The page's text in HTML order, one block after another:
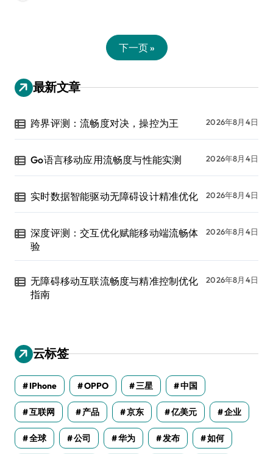
下一页 »
最新文章
跨界评测：流畅度对决，操控为王 2026年8月4日
Go语言移动应用流畅度与性能实测 2026年8月4日
实时数据智能驱动无障碍设计精准优化 2026年8月4日
深度评测：交互优化赋能移动端流畅体
验
2026年8月4日
无障碍移动互联流畅度与精准控制优化
指南
2026年8月4日
云标签
IPhone OPPO 三星 中国
互联网 产品 京东 亿美元 企业
全球 公司 华为 发布 如何